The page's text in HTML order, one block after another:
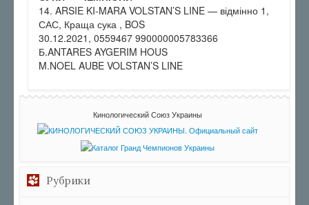
14. ARSIE KI-MARA VOLSTAN’S LINE — відмінно 1,
САС, Краща сука , BOS
30.12.2021, 0559467 990000005783366
Б.ANTARES AYGERIM HOUS
M.NOEL AUBE VOLSTAN’S LINE
Кинологический Союз Украины
Рубрики